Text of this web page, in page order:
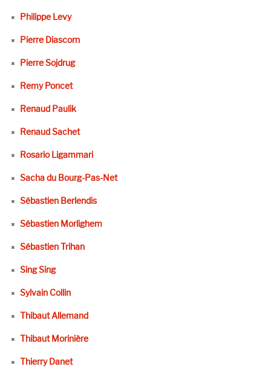
Philippe Levy
Pierre Diascorn
Pierre Sojdrug
Remy Poncet
Renaud Paulik
Renaud Sachet
Rosario Ligammari
Sacha du Bourg-Pas-Net
Sébastien Berlendis
Sébastien Morlighem
Sébastien Trihan
Sing Sing
Sylvain Collin
Thibaut Allemand
Thibaut Morinière
Thierry Danet